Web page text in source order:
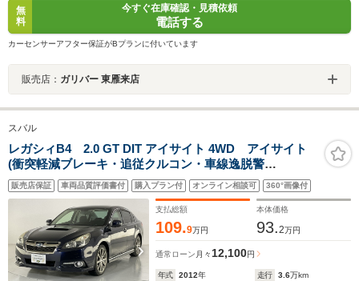
無
料
今すぐ在庫確認・見積依頼
電話する
カーセンサーアフター保証がBプランに付いています
販売店： ガリバー 東雁来店
スバル
レガシィB4 2.0 GT DIT アイサイト 4WD アイサイト
(衝突軽減ブレーキ・追従クルコン・車線逸脱警
報)/BILSTEIN製ダンパー/HIDヘッドランプ/オールウェザ
ーパック/左右独立AAC/前席パワーシート/純正Panasonic
ナビ/ETC/ドラレコ
販売店保証 車両品質評価書付 購入プラン付 オンライン相談可 360°画像付
支払総額
109.9万円
本体価格
93.2万円
通常ローン 月々12,100円
年式 2012年 走行 3.6万km